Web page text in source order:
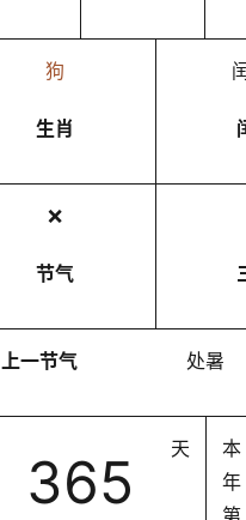
狗
生肖
❌
节气
上一节气 处暑
365 天
本
年
第